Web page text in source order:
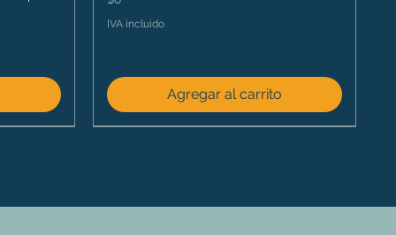
IVA incluido
Agregar al carrito